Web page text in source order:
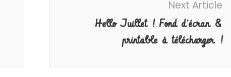
Next Article
Hello Juillet ! Fond d’écran &
printable à télécharger !